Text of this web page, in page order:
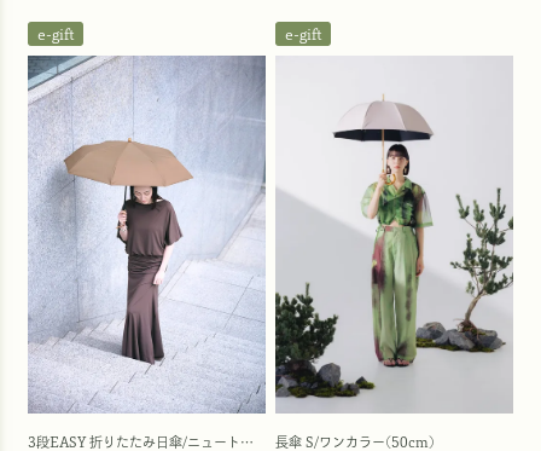
3段EASY 折りたたみ日傘/ニュートラル(55cm)
e-gift
長傘 S/ワンカラー(50cm)
e-gift